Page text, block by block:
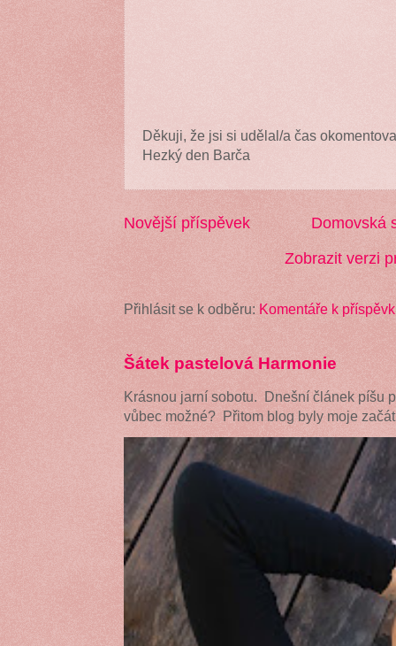
Děkuji, že jsi si udělal/a čas
Hezký den Barča
Novější příspěvek
Domovská
Zobrazit verzi
Přihlásit se k odběru: Komentáře k
Šátek pastelová Harmonie
Krásnou jarní sobotu. Dnešní článek píšu
vůbec možné? Přitom blog byly moje